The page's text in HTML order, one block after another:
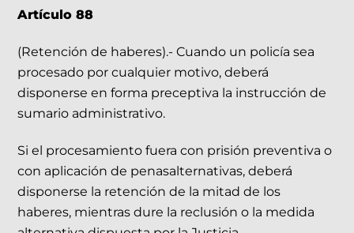
Artículo 88
(Retención de haberes).- Cuando un policía sea
procesado por cualquier motivo, deberá
disponerse en forma preceptiva la instrucción de
sumario administrativo.
Si el procesamiento fuera con prisión preventiva o
con aplicación de penasalternativas, deberá
disponerse la retención de la mitad de los
haberes, mientras dure la reclusión o la medida